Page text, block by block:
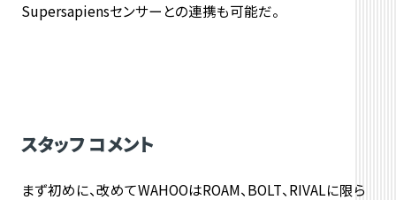
Supersapiensセンサーとの連携も可能だ。
スタッフ コメント
まず初めに、改めてWAHOOはROAM、BOLT、RIVALに限ら